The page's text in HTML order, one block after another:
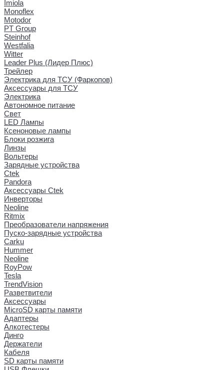
Imiola
Monoflex
Motodor
PT Group
Steinhof
Westfalia
Witter
Leader Plus (Лидер Плюс)
Трейлер
Электрика для ТСУ (Фаркопов)
Аксессуары для ТСУ
Электрика
Автономное питание
Свет
LED Лампы
Ксеноновые лампы
Блоки розжига
Линзы
Вольтеры
Зарядные устройства
Ctek
Pandora
Аксессуары Ctek
Инверторы
Neoline
Ritmix
Преобразователи напряжения
Пуско-зарядные устройства
Carku
Hummer
Neoline
RoyPow
Tesla
TrendVision
Разветвители
Аксессуары
MicroSD карты памяти
Адаптеры
Алкотестеры
Динго
Держатели
Кабеля
SD карты памяти